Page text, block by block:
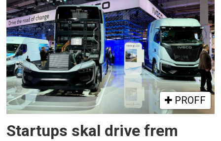
PROFF
Startups skal drive frem